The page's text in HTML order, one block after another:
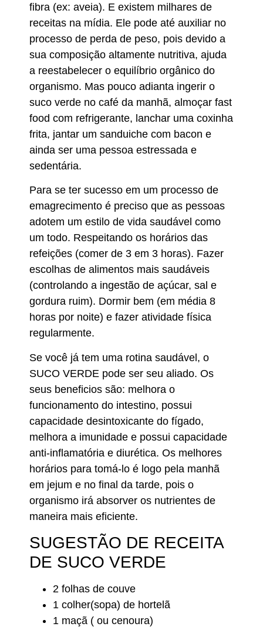
fibra (ex: aveia). E existem milhares de
receitas na mídia. Ele pode até auxiliar no
processo de perda de peso, pois devido a
sua composição altamente nutritiva, ajuda
a reestabelecer o equilíbrio orgânico do
organismo. Mas pouco adianta ingerir o
suco verde no café da manhã, almoçar fast
food com refrigerante, lanchar uma coxinha
frita, jantar um sanduiche com bacon e
ainda ser uma pessoa estressada e
sedentária.
Para se ter sucesso em um processo de
emagrecimento é preciso que as pessoas
adotem um estilo de vida saudável como
um todo. Respeitando os horários das
refeições (comer de 3 em 3 horas). Fazer
escolhas de alimentos mais saudáveis
(controlando a ingestão de açúcar, sal e
gordura ruim). Dormir bem (em média 8
horas por noite) e fazer atividade física
regularmente.
Se você já tem uma rotina saudável, o
SUCO VERDE pode ser seu aliado. Os
seus beneficios são: melhora o
funcionamento do intestino, possui
capacidade desintoxicante do fígado,
melhora a imunidade e possui capacidade
anti-inflamatória e diurética. Os melhores
horários para tomá-lo é logo pela manhã
em jejum e no final da tarde, pois o
organismo irá absorver os nutrientes de
maneira mais eficiente.
SUGESTÃO DE RECEITA
DE SUCO VERDE
2 folhas de couve
1 colher(sopa) de hortelã
1 maçã ( ou cenoura)